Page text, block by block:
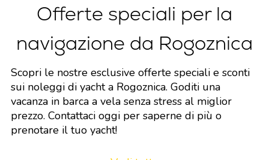
Offerte speciali per la
navigazione da Rogoznica
Scopri le nostre esclusive offerte speciali e sconti
sui noleggi di yacht a Rogoznica. Goditi una
vacanza in barca a vela senza stress al miglior
prezzo. Contattaci oggi per saperne di più o
prenotare il tuo yacht!